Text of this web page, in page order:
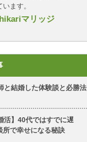
ます。
マリッジ
と結婚した体験談と必勝法
活】40代ではすでに遅
所で幸せになる秘訣